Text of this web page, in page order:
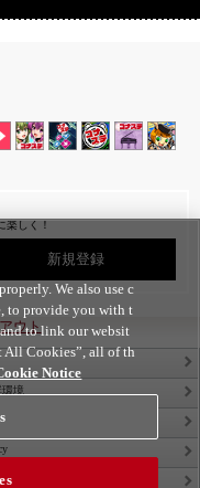
楽しく！
新規登録
ウト
境
We also use c
to provide you with t
to link our websit
All Cookies”, all of th
Notice